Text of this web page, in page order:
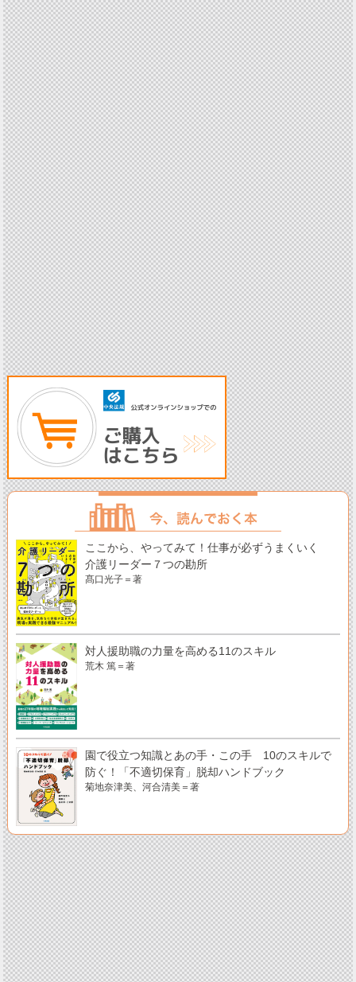
ここから、やってみて！仕事が必ずうまくいく
介護リーダー７つの勘所
髙口光子＝著
対人援助職の力量を高める11のスキル
荒木 篤＝著
園で役立つ知識とあの手・この手 10のスキルで
防ぐ！「不適切保育」脱却ハンドブック
菊地奈津美、河合清美＝著